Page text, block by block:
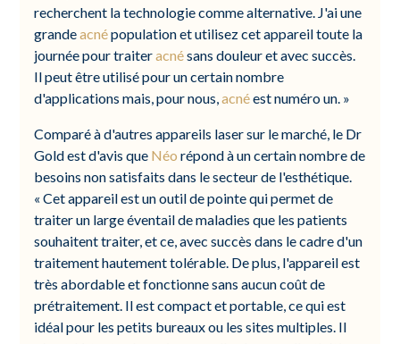
recherchent la technologie comme alternative. J'ai une
grandeacnépopulation et utilisez cet appareil toute la
journée pour traiteracnésans douleur et avec succès.
Il peut être utilisé pour un certain nombre
d'applications mais, pour nous,acnéest numéro un. »
Comparé à d'autres appareils laser sur le marché, le Dr
Gold est d'avis que Néo répond à un certain nombre de
besoins non satisfaits dans le secteur de l'esthétique.
« Cet appareil est un outil de pointe qui permet de
traiter un large éventail de maladies que les patients
souhaitent traiter, et ce, avec succès dans le cadre d'un
traitement hautement tolérable. De plus, l'appareil est
très abordable et fonctionne sans aucun coût de
prétraitement. Il est compact et portable, ce qui est
idéal pour les petits bureaux ou les sites multiples. Il